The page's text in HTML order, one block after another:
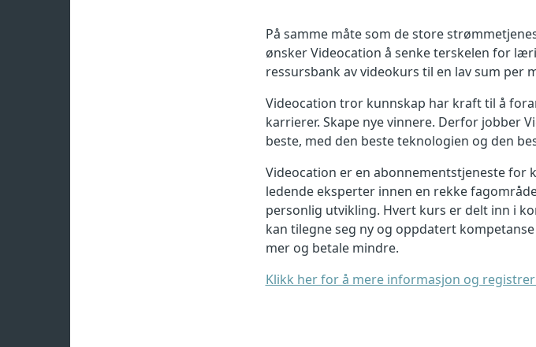
På samme måte som de store
ønsker Videocation å senke terskelen for
ressursbank av videokurs til en lav sum per
Videocation tror kunnskap har kraft til å
karrierer. Skape nye vinnere. Derfor jobber
beste, med den beste teknologien og den
Videocation er en abonnementstjeneste for
ledende eksperter innen en rekke
personlig utvikling. Hvert kurs er delt inn i
kan tilegne seg ny og oppdatert
mer og betale mindre.
Klikk her for å mere informasjon og